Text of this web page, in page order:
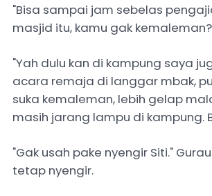
"Bisa sampai jam sebelas
masjid itu, kamu gak
"Yah dulu kan di kampung saya
acara remaja di langgar mbak,
suka kemaleman, lebih gelap
masih jarang lampu di kampung.
"Gak usah pake nyengir Siti."
tetap nyengir.